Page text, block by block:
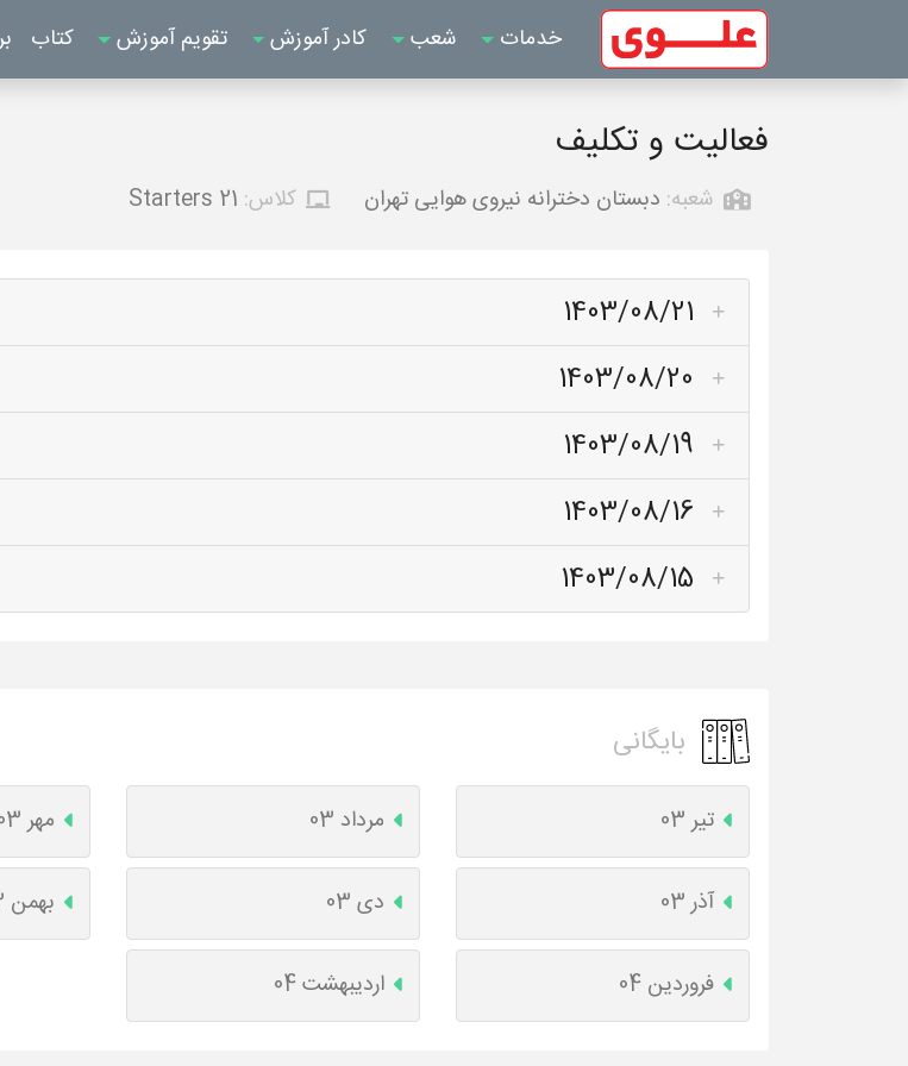
خدمات شعب کادر آموزش تقویم آموزش کتاب
فعالیت و تکلیف
شعبه: دبستان دخترانه نیروی هوایی تهران کلاس: Starters 21
1403/08/21
1403/08/20
1403/08/19
1403/08/16
1403/08/15
بایگانی
تیر 03 مرداد 03 مهر 03
آذر 03 دی 03 بهمن 03
فروردین 04 اردیبهشت 04